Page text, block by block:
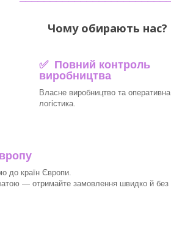
Чому обирають нас?
✅ Повний контроль
виробництва
Власне виробництво та оперативна
логістика.
до країн Європи.
— отримайте замовлення швидко й без